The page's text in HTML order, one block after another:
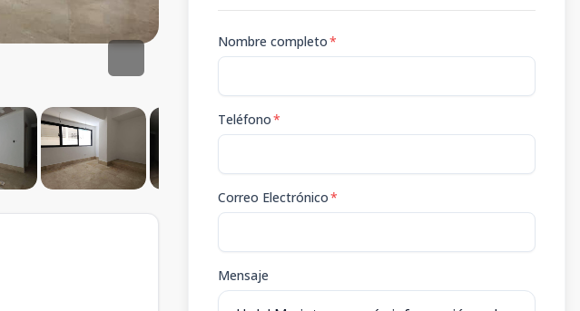
Nombre completo*
Teléfono*
Correo Electrónico*
Mensaje